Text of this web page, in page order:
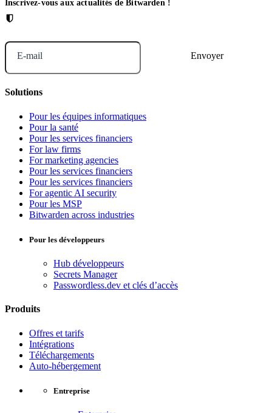
Inscrivez-vous aux actualités de Bitwarden !
E-mail
Solutions
Pour les équipes informatiques
Pour la santé
Pour les services financiers
For law firms
For marketing agencies
Pour les services financiers
Pour les services financiers
For agentic AI security
Pour les MSP
Bitwarden across industries
Pour les développeurs
Hub développeurs
Secrets Manager
Passwordless.dev et clés d’accès
Produits
Offres et tarifs
Intégrations
Téléchargements
Auto-hébergement
Entreprise